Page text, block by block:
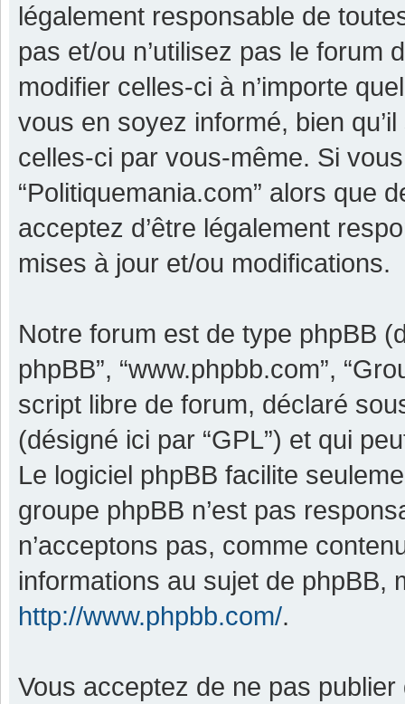
légalement responsable de
pas et/ou n’utilisez pas le forum
modifier celles-ci à n’importe
vous en soyez informé, bien
celles-ci par vous-même. Si
“Politiquemania.com” alors que
acceptez d’être légalement
mises à jour et/ou modifications.
Notre forum est de type phpBB
phpBB”, “www.phpbb.com”,
script libre de forum, déclaré
(désigné ici par “GPL”) et qui
Le logiciel phpBB facilite
groupe phpBB n’est pas
n’acceptons pas, comme
informations au sujet de phpBB,
http://www.phpbb.com/.
Vous acceptez de ne pas